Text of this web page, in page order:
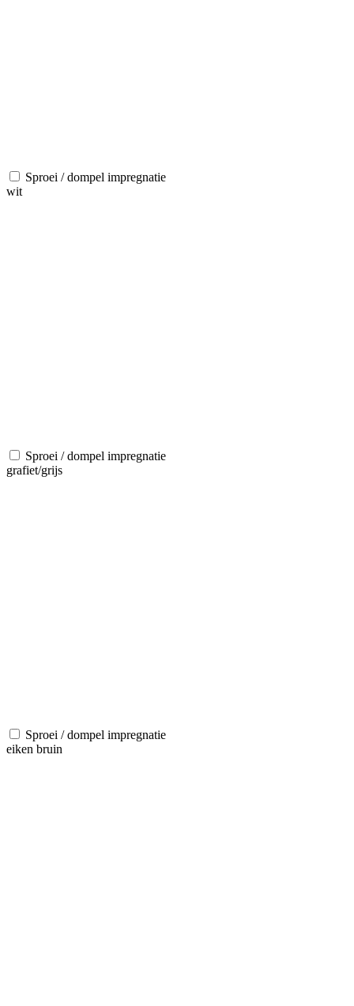
Sproei / dompel impregnatie
wit
Sproei / dompel impregnatie
grafiet/grijs
Sproei / dompel impregnatie
eiken bruin